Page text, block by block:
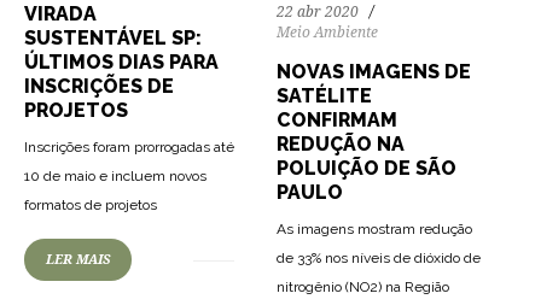
VIRADA
SUSTENTÁVEL SP:
ÚLTIMOS DIAS PARA
INSCRIÇÕES DE
PROJETOS
Inscrições foram prorrogadas até
10 de maio e incluem novos
formatos de projetos
LER MAIS
22 abr 2020
Meio Ambiente
NOVAS IMAGENS DE
SATÉLITE
CONFIRMAM
REDUÇÃO NA
POLUIÇÃO DE SÃO
PAULO
As imagens mostram redução
de 33% nos níveis de dióxido de
nitrogênio (NO2) na Região